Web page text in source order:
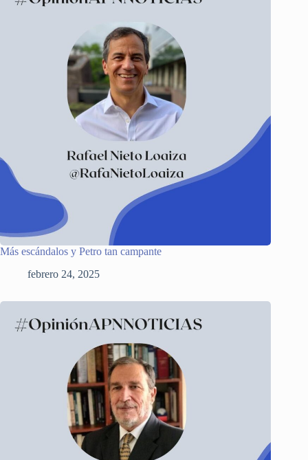
Más escándalos y Petro tan campante
febrero 24, 2025